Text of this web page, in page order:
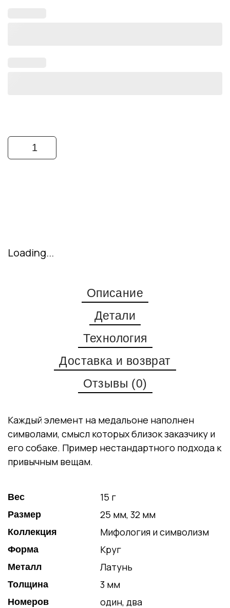
Loading...
Описание
Детали
Технология
Доставка и возврат
Отзывы (0)
Каждый элемент на медальоне наполнен
символами, смысл которых близок заказчику и
его собаке. Пример нестандартного подхода к
привычным вещам.
Вес 15 г
Размер 25 мм, 32 мм
Коллекция Мифология и символизм
Форма Круг
Металл Латунь
Толщина 3 мм
Номеров один, два